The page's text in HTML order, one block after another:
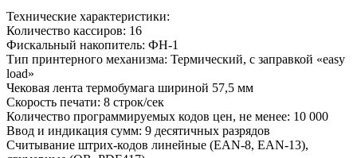
Технические характеристики:
Количество кассиров: 16
Фискальный накопитель: ФН-1
Тип принтерного механизма: Термический, с заправкой «easy
load»
Чековая лента термобумага шириной 57,5 мм
Скорость печати: 8 строк/сек
Количество программируемых кодов цен, не менее: 10 000
Ввод и индикация сумм: 9 десятичных разрядов
Считывание штрих-кодов линейные (EAN-8, ЕАN-13),